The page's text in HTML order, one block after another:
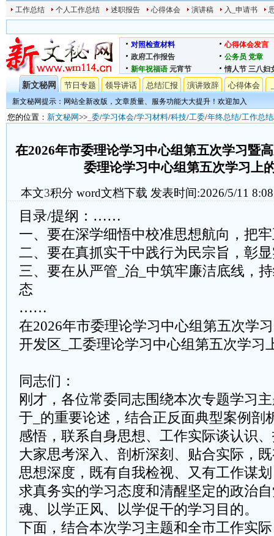
工作总结 个人工作总结 述职报告 心得体会 演讲稿 入_申请书
对照检查材料
心得体会发言
政府工作报告
公务员 党章
新年祝福语 元宵节 情人节 三八妇
新文秘网 节日专题 领导讲话 总结汇报 演讲致辞 心得体会
新文秘网提示：网站全新改版，文章质量、服务功能大大提升！欢迎加入
您的位置： 新文秘网>> _委/学习体会/学习材料/科技/工委/年终总结/工作总结
在2026年市委理论学习中心组第五次学习暨
委理论学习中心组第五次学习上
本文3积分 word文档下载 发表时间:2026/5/11
目录/提纲：……
一、要在深学细悟中校准思想航向，把
二、要在真抓实干中践行为民宗旨，彰
三、要在从严管_治_中筑牢廉洁底线，
态
……
在2026年市委理论学习中心组第五次学
开发区_工委理论学习中心组第五次学习
同志们：
刚才，各位常委同志围绕本次专题学习
于_的重要论述，结合正反面典型案例剖
感悟，联系自身思想、工作实际谈认识
大家思考深入、剖析深刻、贴合实际，
思想深度，既有自我检视、又有工作谋
求真务实的学习态度和清醒坚定的政治
魂、以学正风、以学促干的学习目的。
下面，结合本次学习主题和全市工作实